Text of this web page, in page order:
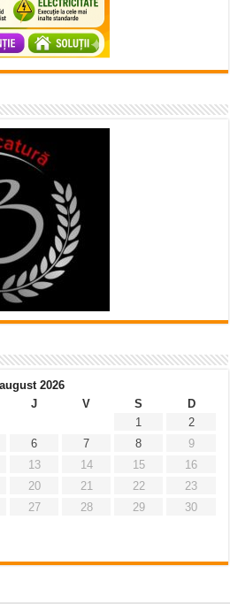
august 2026
J V S
D
1
2
6 7 8
9
13 14 15
16
20 21 22
23
27 28 29
30